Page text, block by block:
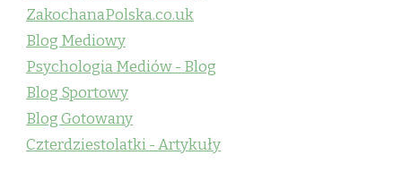
ZakochanaPolska.co.uk
Blog Mediowy
Psychologia Mediów - Blog
Blog Sportowy
Blog Gotowany
Czterdziestolatki - Artykuły